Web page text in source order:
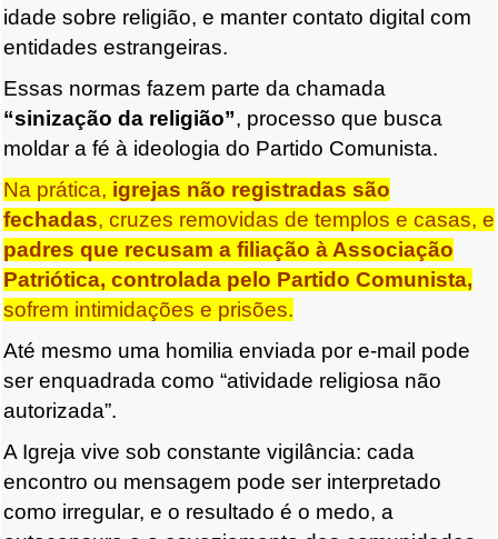
idade sobre religião, e manter contato digital com
entidades estrangeiras.
Essas normas fazem parte da chamada
“sinização da religião”, processo que busca
moldar a fé à ideologia do Partido Comunista.
Na prática, igrejas não registradas são
fechadas, cruzes removidas de templos e casas, e
padres que recusam a filiação à Associação
Patriótica, controlada pelo Partido Comunista,
sofrem intimidações e prisões.
Até mesmo uma homilia enviada por e-mail pode
ser enquadrada como “atividade religiosa não
autorizada”.
A Igreja vive sob constante vigilância: cada
encontro ou mensagem pode ser interpretado
como irregular, e o resultado é o medo, a